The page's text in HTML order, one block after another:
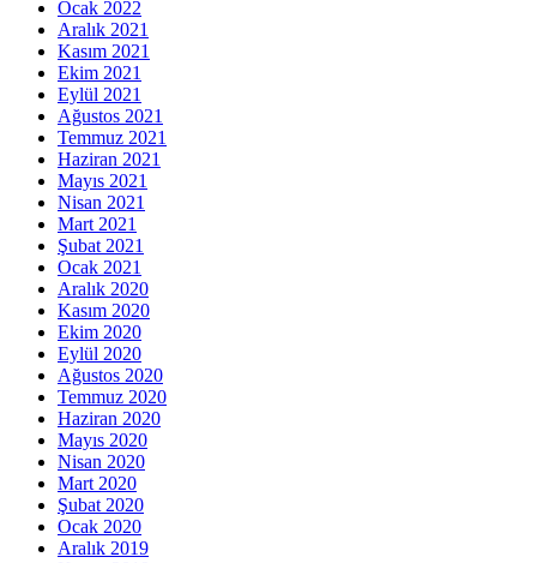
Ocak 2022
Aralık 2021
Kasım 2021
Ekim 2021
Eylül 2021
Ağustos 2021
Temmuz 2021
Haziran 2021
Mayıs 2021
Nisan 2021
Mart 2021
Şubat 2021
Ocak 2021
Aralık 2020
Kasım 2020
Ekim 2020
Eylül 2020
Ağustos 2020
Temmuz 2020
Haziran 2020
Mayıs 2020
Nisan 2020
Mart 2020
Şubat 2020
Ocak 2020
Aralık 2019